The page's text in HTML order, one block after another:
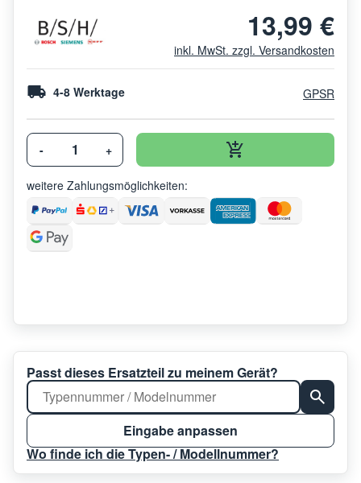
13,99 €
inkl. MwSt. zzgl. Versandkosten
4-8 Werktage GPSR
- +
weitere Zahlungsmöglichkeiten:
Passt dieses Ersatzteil zu meinem Gerät?
Eingabe anpassen
Wo finde ich die Typen- / Modellnummer?